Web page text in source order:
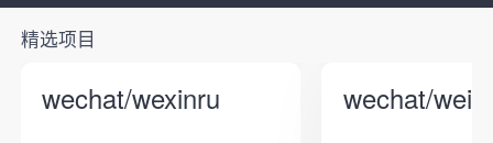
精选项目
wechat/wexinru wechat/